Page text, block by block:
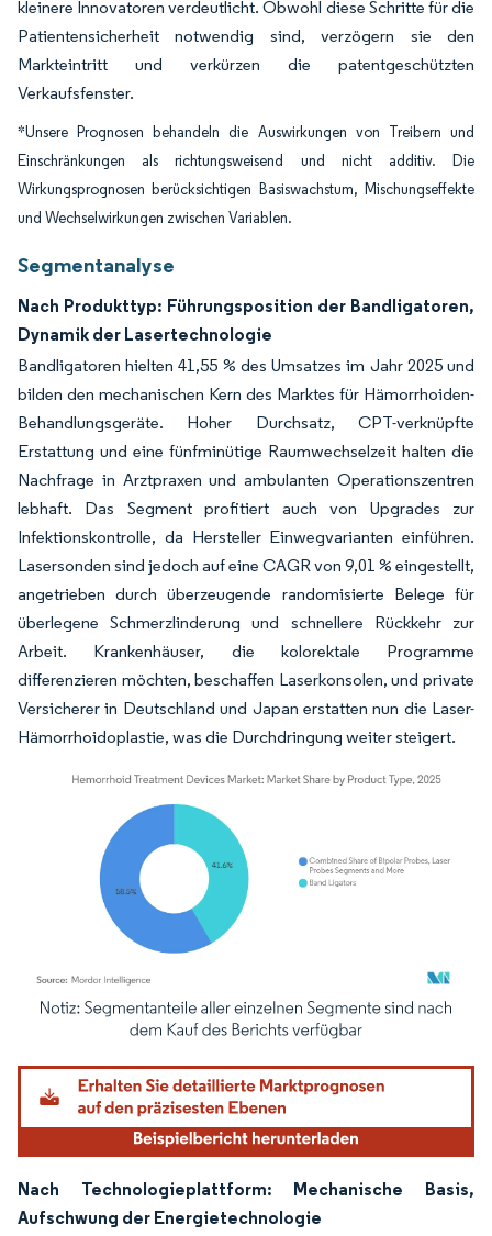
kleinere Innovatoren verdeutlicht. Obwohl diese Schritte für die
Patientensicherheit notwendig sind, verzögern sie den
Markteintritt und verkürzen die patentgeschützten
Verkaufsfenster.
*Unsere Prognosen behandeln die Auswirkungen von Treibern und
Einschränkungen als richtungsweisend und nicht additiv. Die
Wirkungsprognosen berücksichtigen Basiswachstum, Mischungseffekte
und Wechselwirkungen zwischen Variablen.
Segmentanalyse
Nach Produkttyp: Führungsposition der Bandligatoren,
Dynamik der Lasertechnologie
Bandligatoren hielten 41,55 % des Umsatzes im Jahr 2025 und
bilden den mechanischen Kern des Marktes für Hämorrhoiden-
Behandlungsgeräte. Hoher Durchsatz, CPT-verknüpfte
Erstattung und eine fünfminütige Raumwechselzeit halten die
Nachfrage in Arztpraxen und ambulanten Operationszentren
lebhaft. Das Segment profitiert auch von Upgrades zur
Infektionskontrolle, da Hersteller Einwegvarianten einführen.
Lasersonden sind jedoch auf eine CAGR von 9,01 % eingestellt,
angetrieben durch überzeugende randomisierte Belege für
überlegene Schmerzlinderung und schnellere Rückkehr zur
Arbeit. Krankenhäuser, die kolorektale Programme
differenzieren möchten, beschaffen Laserkonsolen, und private
Versicherer in Deutschland und Japan erstatten nun die Laser-
Hämorrhoidoplastie, was die Durchdringung weiter steigert.
Bild © Mordor Intelligence. Wiederverwendung erfordert Namensnennung
Nach Technologieplattform: Mechanische Basis,
Aufschwung der Energietechnologie